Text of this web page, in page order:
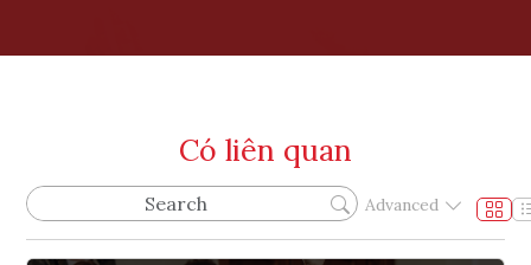
Có liên quan
Advanced